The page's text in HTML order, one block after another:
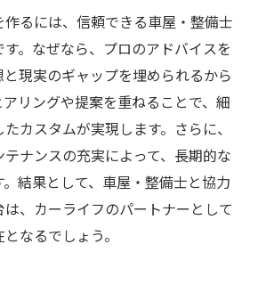
るには、信頼できる車屋・整備士
。なぜなら、プロのアドバイスを
現実のギャップを埋められるから
リングや提案を重ねることで、細
カスタムが実現します。さらに、
ナンスの充実によって、長期的な
結果として、車屋・整備士と協力
、カーライフのパートナーとして
なるでしょう。